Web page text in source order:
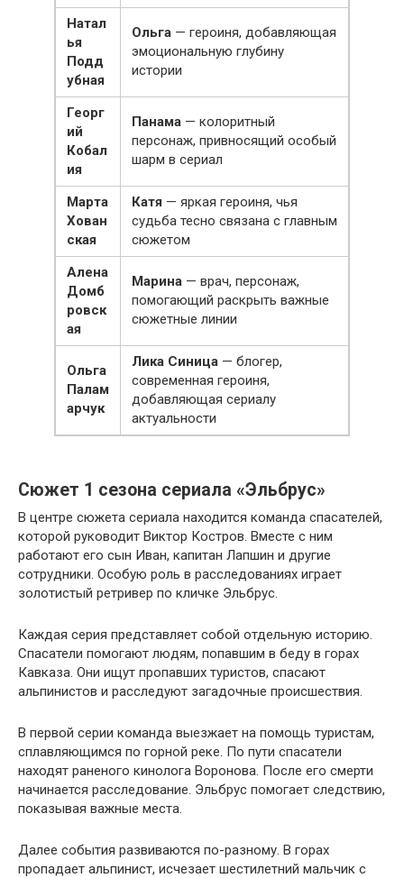
Натал
ья
Подд
убная
Ольга — героиня, добавляющая
эмоциональную глубину
истории
Георг
ий
Кобал
ия
Панама — колоритный
персонаж, привносящий особый
шарм в сериал
Марта
Хован
ская
Катя — яркая героиня, чья
судьба тесно связана с главным
сюжетом
Алена
Домб
ровск
ая
Марина — врач, персонаж,
помогающий раскрыть важные
сюжетные линии
Ольга
Палам
арчук
Лика Синица — блогер,
современная героиня,
добавляющая сериалу
актуальности
Сюжет 1 сезона сериала «Эльбрус»
В центре сюжета сериала находится команда спасателей,
которой руководит Виктор Костров. Вместе с ним
работают его сын Иван, капитан Лапшин и другие
сотрудники. Особую роль в расследованиях играет
золотистый ретривер по кличке Эльбрус.
Каждая серия представляет собой отдельную историю.
Спасатели помогают людям, попавшим в беду в горах
Кавказа. Они ищут пропавших туристов, спасают
альпинистов и расследуют загадочные происшествия.
В первой серии команда выезжает на помощь туристам,
сплавляющимся по горной реке. По пути спасатели
находят раненого кинолога Воронова. После его смерти
начинается расследование. Эльбрус помогает следствию,
показывая важные места.
Далее события развиваются по-разному. В горах
пропадает альпинист, исчезает шестилетний мальчик с